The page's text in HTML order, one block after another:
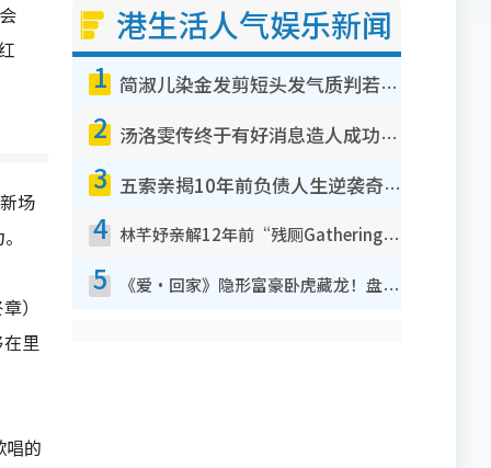
场
）
里
的
港生活人气娱乐新闻
1 简淑儿染金发剪短头发气质判若两人！吓坏老公麦大力都认不出：“你做什么？”
2 汤洛雯传终于有好消息造人成功！两大细节曝孕味极浓引猜测：大肚婆先会咁！
3 五索亲揭10年前负债人生逆袭奇迹！全靠去一地方转运后即遇上马先生
4 林芊妤亲解12年前“残厕Gathering”真相！高层解约一句话重创尊严，至今拒返TVB
5 《爱·回家》隐形富豪卧虎藏龙！盘点12位财气逼人的有钱艺人：这位美女3亿身家不愁做